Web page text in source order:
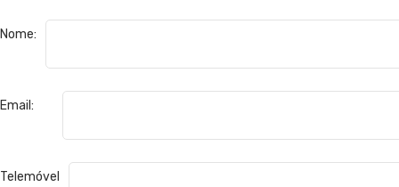
Nome:
Email:
Telemóvel